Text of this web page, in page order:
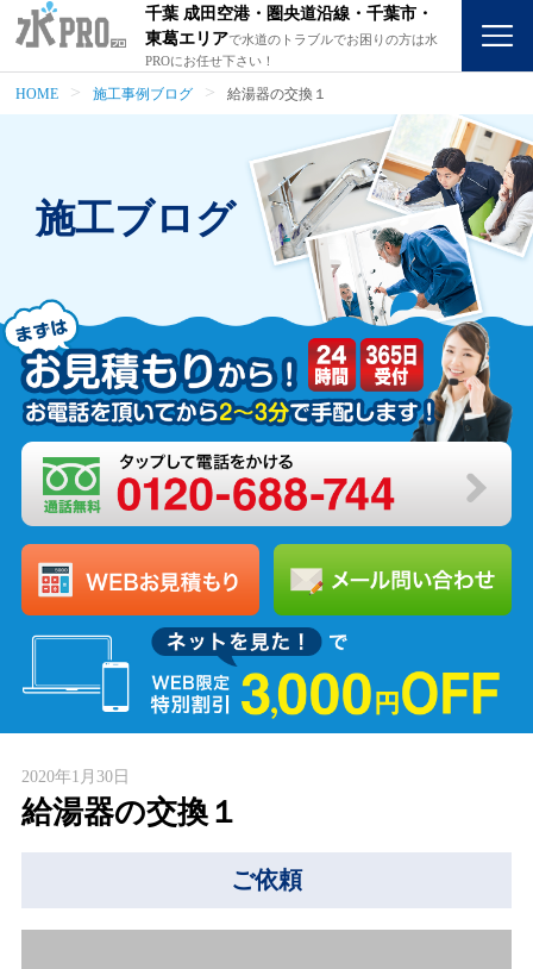
千葉 成田空港・圏央道沿線・千葉市・
東葛エリアで水道のトラブルでお困りの方は水
PROにお任せ下さい！
HOME 施工事例ブログ 給湯器の交換１
施工ブログ
2020年1月30日
給湯器の交換１
ご依頼